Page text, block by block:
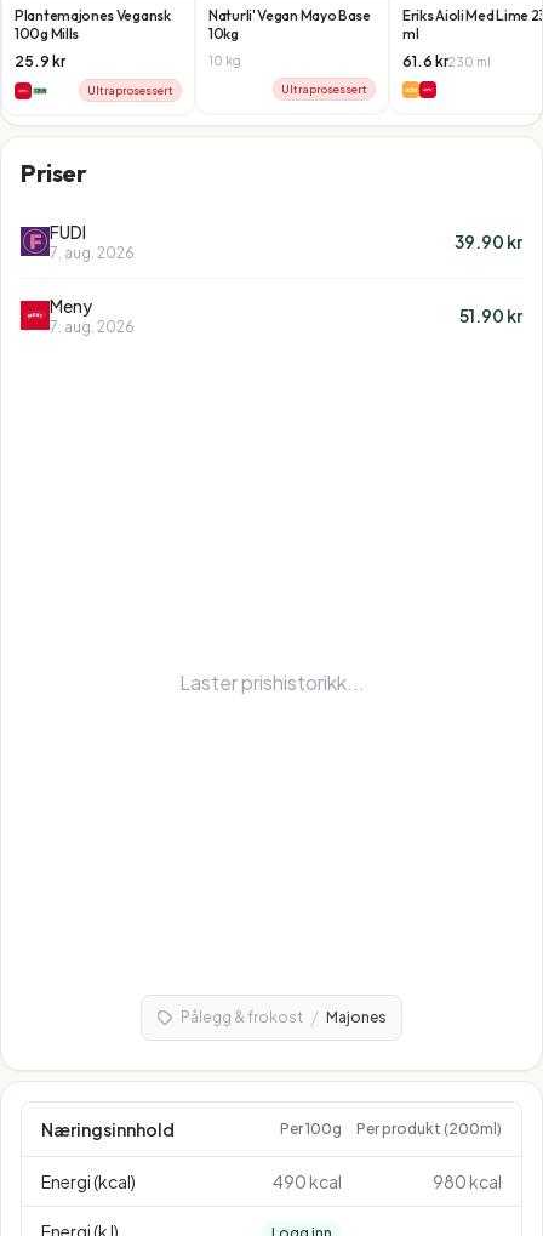
Plantemajones Vegansk
100g Mills
25.9 kr
Ultraprosessert
Naturli' Vegan Mayo Base
10kg
10 kg
Ultraprosessert
Eriks Aioli Med Lime
ml
61.6 kr230 ml
Priser
FUDI
7. aug. 2026
39.90 kr
Meny
7. aug. 2026
51.90 kr
Laster prishistorikk...
Pålegg & frokost / Majones
Næringsinnhold Per 100g Per produkt (200ml)
Energi (kcal) 490 kcal 980 kcal
Energi (kJ)